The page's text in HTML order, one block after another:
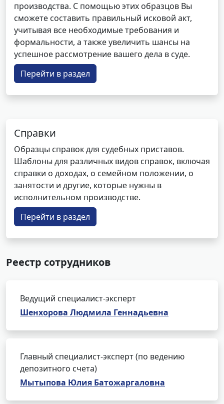
производства. С помощью этих образцов Вы
сможете составить правильный исковой акт,
учитывая все необходимые требования и
формальности, а также увеличить шансы на
успешное рассмотрение вашего дела в суде.
Перейти в раздел
Справки
Образцы справок для судебных приставов.
Шаблоны для различных видов справок, включая
справки о доходах, о семейном положении, о
занятости и другие, которые нужны в
исполнительном производстве.
Перейти в раздел
Реестр сотрудников
Ведущий специалист-эксперт
Шенхорова Людмила Геннадьевна
Главный специалист-эксперт (по ведению
депозитного счета)
Мытыпова Юлия Батожаргаловна